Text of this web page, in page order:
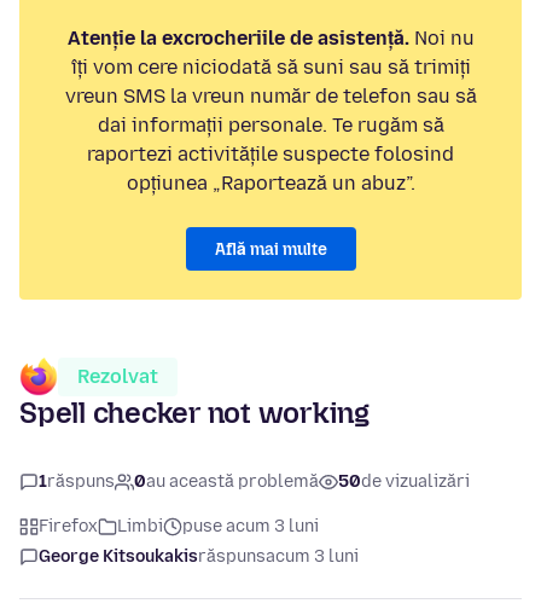
Atenție la excrocheriile de asistență.Noi nu
îți vom cere niciodată să suni sau să trimiți
vreun SMS la vreun număr de telefon sau să
dai informații personale. Te rugăm să
raportezi activitățile suspecte folosind
opțiunea „Raportează un abuz”.
Află mai multe
Rezolvat
Spell checker not working
1răspuns 0au această problemă 50de vizualizări
Firefox Limbi
puse acum 3 luni
George Kitsoukakisrăspunsacum 3 luni